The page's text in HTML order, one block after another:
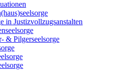
in Justizvollzugsanstalten
& Pilgerseelsorge